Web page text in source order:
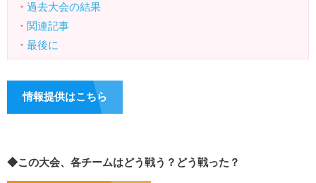
・ 過去大会の結果
・ 関連記事
・ 最後に
情報提供はこちら
◆この大会、各チームはどう戦う？どう戦った？